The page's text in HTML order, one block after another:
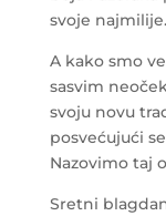
svoje najmilije.
A kako smo
sasvim
svoju novu
posvećujući
Nazovimo taj
Sretni